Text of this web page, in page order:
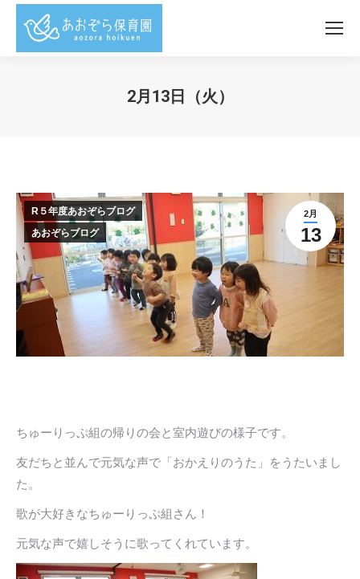
2月13日（火）
2月
13
R５年度あおぞらブログ
あおぞらブログ
ちゅーりっぷ組の帰りの会と室内遊びの様子です。
友だちと並んで元気な声で「おかえりのうた」をうたいまし
た。
歌が大好きなちゅーりっぷ組さん！
元気な声で嬉しそうに歌ってくれています。